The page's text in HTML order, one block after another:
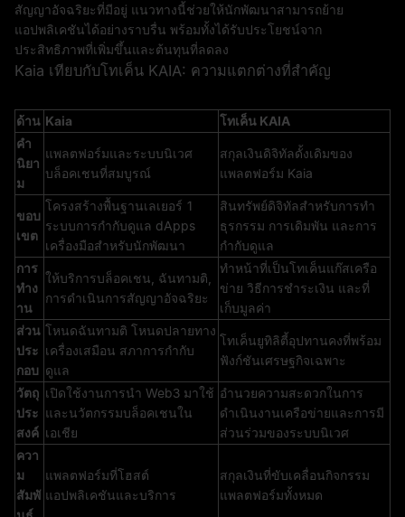
สัญญาอัจฉริยะที่มีอยู่ แนวทางนี้ช่วยให้นักพัฒนาสามารถย้าย
แอปพลิเคชันได้อย่างราบรื่น พร้อมทั้งได้รับประโยชน์จาก
ประสิทธิภาพที่เพิ่มขึ้นและต้นทุนที่ลดลง
Kaia เทียบกับโทเค็น KAIA: ความแตกต่างที่สำคัญ
ด้าน Kaia
โทเค็น KAIA
คำ
นิยา
ม
แพลตฟอร์มและระบบนิเวศ
บล็อคเชนที่สมบูรณ์
สกุลเงินดิจิทัลดั้งเดิมของ
แพลตฟอร์ม Kaia
ขอบ
เขต
โครงสร้างพื้นฐานเลเยอร์ 1
ระบบการกำกับดูแล dApps
เครื่องมือสำหรับนักพัฒนา
สินทรัพย์ดิจิทัลสำหรับการทำ
ธุรกรรม การเดิมพัน และการ
กำกับดูแล
การ
ทำง
าน
ให้บริการบล็อคเชน, ฉันทามติ,
การดำเนินการสัญญาอัจฉริยะ
ทำหน้าที่เป็นโทเค็นแก๊สเครือ
ข่าย วิธีการชำระเงิน และที่
เก็บมูลค่า
ส่วน
ประ
กอบ
โหนดฉันทามติ โหนดปลายทาง
เครื่องเสมือน สภาการกำกับ
ดูแล
โทเค็นยูทิลิตี้อุปทานคงที่พร้อม
ฟังก์ชันเศรษฐกิจเฉพาะ
วัตถุ
ประ
สงค์
เปิดใช้งานการนำ Web3 มาใช้
และนวัตกรรมบล็อคเชนใน
เอเชีย
อำนวยความสะดวกในการ
ดำเนินงานเครือข่ายและการมี
ส่วนร่วมของระบบนิเวศ
ควา
ม
สัมพั
แพลตฟอร์มที่โฮสต์
แอปพลิเคชันและบริการ
สกุลเงินที่ขับเคลื่อนกิจกรรม
แพลตฟอร์มทั้งหมด